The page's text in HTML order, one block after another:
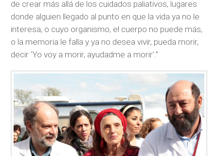
de crear más allá de los cuidados paliativos, lugares
donde alguien llegado al punto en que la vida ya no le
interesa, o cuyo organismo, el cuerpo no puede más,
o la memoria le falla y ya no desea vivir, pueda morir,
decir ‘Yo voy a morir, ayudadme a morir’.”